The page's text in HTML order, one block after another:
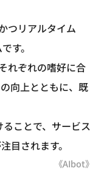
つリアルタイム
す。
れぞれの嗜好に合
向上とともに、既
ことで、サービス
目されます。
《AIbot》